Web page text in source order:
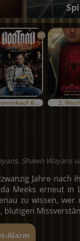
2D
Vorverkauf & Specials 2.
Shawn Wayans
Jahre nach
Meeks erneut in
zu wissen,
blutigen
Alarm